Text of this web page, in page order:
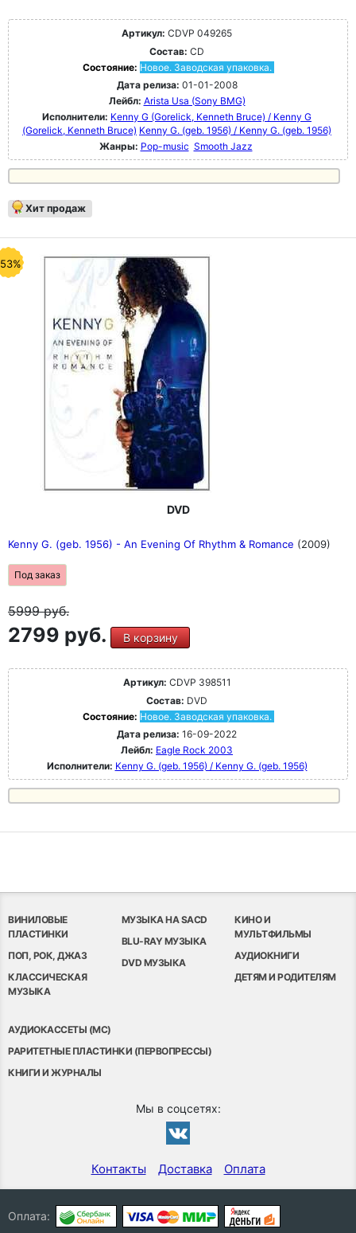
Артикул: CDVP 049265
Состав: CD
Состояние: Новое. Заводская упаковка.
Дата релиза: 01-01-2008
Лейбл: Arista Usa (Sony BMG)
Исполнители: Kenny G (Gorelick, Kenneth Bruce) / Kenny G
(Gorelick, Kenneth Bruce) Kenny G. (geb. 1956) / Kenny G. (geb. 1956)
Жанры: Pop-music Smooth Jazz
Хит продаж
DVD
Kenny G. (geb. 1956) - An Evening Of Rhythm & Romance (2009)
Под заказ
5999руб.
2799 руб. В корзину
Артикул: CDVP 398511
Состав: DVD
Состояние: Новое. Заводская упаковка.
Дата релиза: 16-09-2022
Лейбл: Eagle Rock 2003
Исполнители: Kenny G. (geb. 1956) / Kenny G. (geb. 1956)
ВИНИЛОВЫЕ
ПЛАСТИНКИ
ПОП, РОК, ДЖАЗ
КЛАССИЧЕСКАЯ
МУЗЫКА
МУЗЫКА НА SACD
BLU-RAY МУЗЫКА
DVD МУЗЫКА
КИНО И
МУЛЬТФИЛЬМЫ
АУДИОКНИГИ
ДЕТЯМ И РОДИТЕЛЯМ
АУДИОКАССЕТЫ (MC)
РАРИТЕТНЫЕ ПЛАСТИНКИ (ПЕРВОПРЕССЫ)
КНИГИ И ЖУРНАЛЫ
Мы в соцсетях:
Контакты Доставка Оплата
Оплата: